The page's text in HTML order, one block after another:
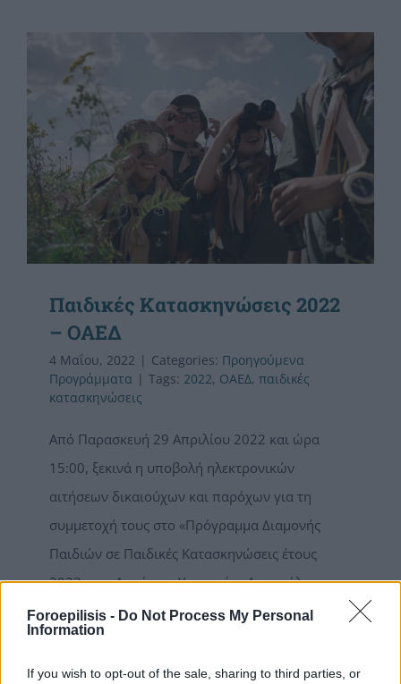
Foroepilisis - Do Not Process My Personal
Information
If you wish to opt-out of the sale, sharing to third parties, or
Παιδικές Κατασκηνώσεις 2022
– ΟΑΕΔ
4 Μαΐου, 2022 | Categories: Προηγούμενα
Προγράμματα | Tags: 2022, OAEΔ, παιδικές
κατασκηνώσεις
Από Παρασκευή 29 Απριλίου 2022 και ώρα
15:00, ξεκινά η υποβολή ηλεκτρονικών
αιτήσεων δικαιούχων και παρόχων για τη
συμμετοχή τους στο «Πρόγραμμα Διαμονής
Παιδιών σε Παιδικές Κατασκηνώσεις έτους
2022» της Δημόσιας Υπηρεσίας Απασχόλησης
(ΔΥΠΑ). Η προθεσμία υποβολής αιτήσεων λήγει
την Κυριακή 8 Μαΐου και ώρα 23:59. Το
πρόγραμμα θα υλοποιηθεί από τις 15 Ιουνίου